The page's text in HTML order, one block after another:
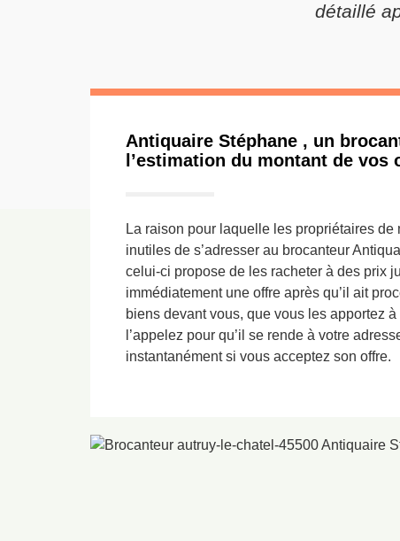
détaillé
Antiquaire Stéphane , un
l’estimation du montant de
La raison pour laquelle les propriétaires
inutiles de s’adresser au brocanteur
celui-ci propose de les racheter à des prix
immédiatement une offre après qu’il ait
biens devant vous, que vous les apportez
l’appelez pour qu’il se rende à votre
instantanément si vous acceptez son offre.